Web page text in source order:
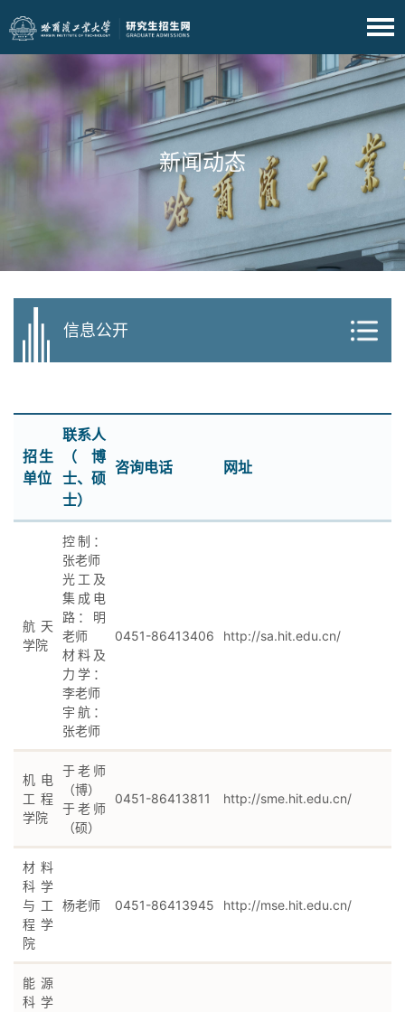
新闻动态
信息公开
招生
单位
联系人
（博
士、硕
士）
咨询电话 网址
航天
学院
控制：
张老师
光工及
集成电
路：明
老师
材料及
力学：
李老师
宇航：
张老师
0451-86413406 http://sa.hit.edu.cn/
机电
工程
学院
于老师
（博）
于老师
（硕）
0451-86413811 http://sme.hit.edu.cn/
材料
科学
与工
程学
院
杨老师 0451-86413945 http://mse.hit.edu.cn/
能源
科学